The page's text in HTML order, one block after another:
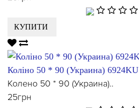
КУПИТИ
Колiно 50 * 90 (Украина) 6924KU
Колено 50 * 90 (Украина)..
25грн